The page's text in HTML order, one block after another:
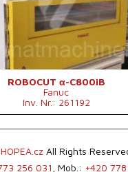
200 mm
300 kg
0,3 mm
500 kg
ja
31i-WB
ROBOCUT α-C800iB
Fanuc
Inv. Nr.: 261192
All Rights
256 031 , Mob.: +420